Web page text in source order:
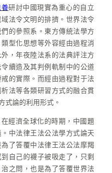
養研討中國現實為重心的自立
法令文明的排擠。世界法令
的參照系。東方傳統法學方
型化思想等外容經由過程消
，年夜陸法系的法典評注方
續造及其判例軌制中的公道
的實際。而經由過程對于法
法等各類研習方式的融合貫
式論的利用形式。
經濟全球化的時期，中國題
中法律王法公法學方式論天
了答覆中法律王法公法摩羯
自己的襪子被吸走了，只剩
之問，也是為了答覆世界法